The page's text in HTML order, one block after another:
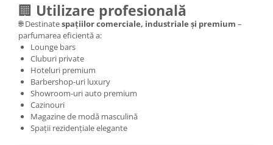
🏢 Utilizare profesională
🌐 Destinatespațiilor comerciale, industriale și premium –
parfumarea eficientă a:
Lounge bars
Cluburi private
Hoteluri premium
Barbershop-uri luxury
Showroom-uri auto premium
Cazinouri
Magazine de modă masculină
Spații rezidențiale elegante